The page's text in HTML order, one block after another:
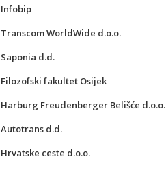
Infobip
Transcom WorldWide d.o.o.
Saponia d.d.
Filozofski fakultet Osijek
Harburg Freudenberger Belišće d.o.o.
Autotrans d.d.
Hrvatske ceste d.o.o.